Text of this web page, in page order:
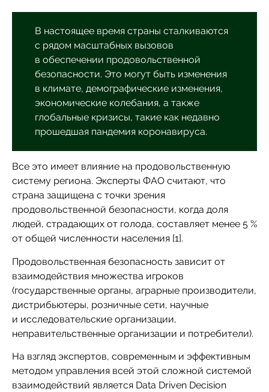
В настоящее время страны сталкиваются
с рядом масштабных вызовов
в обеспечении продовольственной
безопасности. Это могут быть изменения
в климате, демографические изменения,
экономические колебания, а также
глобальные кризисы, такие как недавно
прошедшая пандемия коронавируса.
Все это имеет влияние на продовольственную
систему региона. Эксперты ФАО считают, что
страна защищена с точки зрения
продовольственной безопасности, когда доля
людей, страдающих от голода, составляет менее 5 %
от общей численности населения [1].
Продовольственная безопасность зависит от
взаимодействия множества игроков
(государственные органы, аграрные производители,
дистрибьютеры, розничные сети, научные
и исследовательские организации,
неправительственные организации и потребители).
На взгляд экспертов, современным и эффективным
методом управления всей этой сложной системой
взаимодействий является Data Driven Decision